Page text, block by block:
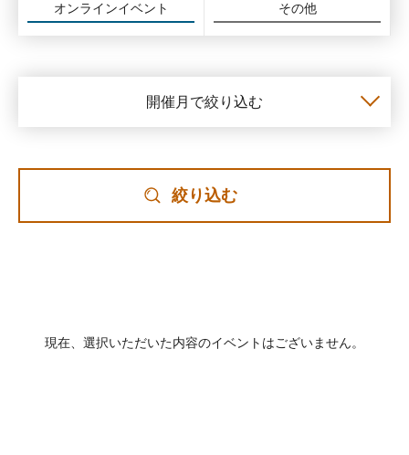
オンラインイベント その他
開催月で絞り込む
絞り込む
現在、選択いただいた内容のイベントはございません。